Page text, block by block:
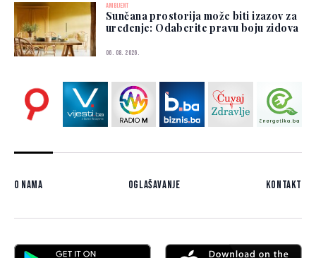
AMBIJENT
Sunčana prostorija može biti izazov za
uređenje: Odaberite pravu boju zidova
06. 08. 2026.
O nama Oglašavanje Kontakt